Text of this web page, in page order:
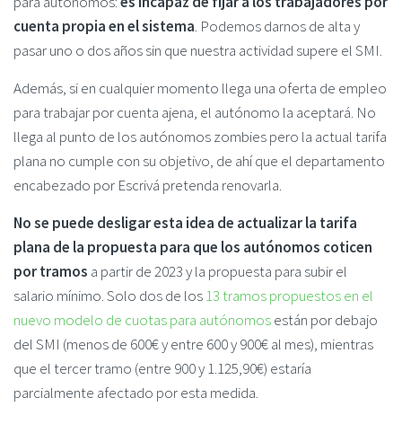
cuenta propia en el sistema. Podemos darnos de alta y
pasar uno o dos años sin que nuestra actividad supere el SMI.
Además, si en cualquier momento llega una oferta de empleo
para trabajar por cuenta ajena, el autónomo la aceptará. No
llega al punto de los autónomos zombies pero la actual tarifa
plana no cumple con su objetivo, de ahí que el departamento
encabezado por Escrivá pretenda renovarla.
No se puede desligar esta idea de actualizar la tarifa
plana de la propuesta para que los autónomos coticen
por tramos a partir de 2023 y la propuesta para subir el
salario mínimo. Solo dos de los13 tramos propuestos en el
nuevo modelo de cuotas para autónomosestán por debajo
del SMI (menos de 600€ y entre 600 y 900€ al mes), mientras
que el tercer tramo (entre 900 y 1.125,90€) estaría
parcialmente afectado por esta medida.